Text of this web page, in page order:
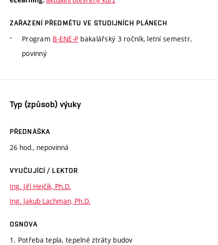
ZAŘAZENÍ PŘEDMĚTU VE STUDIJNÍCH PLÁNECH
Program B-ENE-P bakalářský 3 ročník, letní semestr,
povinný
Typ (způsob) výuky
PŘEDNÁŠKA
26 hod., nepovinná
VYUČUJÍCÍ / LEKTOR
Ing. Jiří Hejčík, Ph.D.
Ing. Jakub Lachman, Ph.D.
OSNOVA
1. Potřeba tepla, tepelné ztráty budov